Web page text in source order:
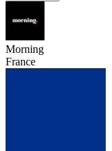
Morning
France